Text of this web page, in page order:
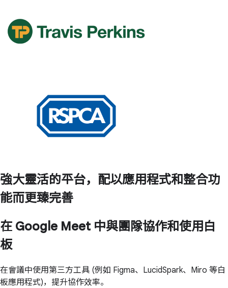
強大靈活的平台，配以應用程式和整合功
能而更臻完善
在 Google Meet 中與團隊協作和使用白
板
在會議中使用第三方工具 (例如 Figma、LucidSpark、Miro 等白
板應用程式)，提升協作效率。